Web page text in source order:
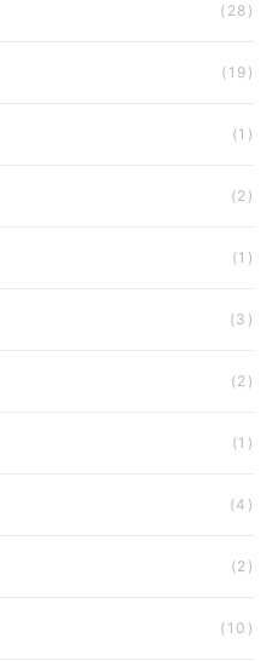
(28)
(19)
(1)
(2)
(1)
(3)
(2)
(1)
(4)
(2)
(10)